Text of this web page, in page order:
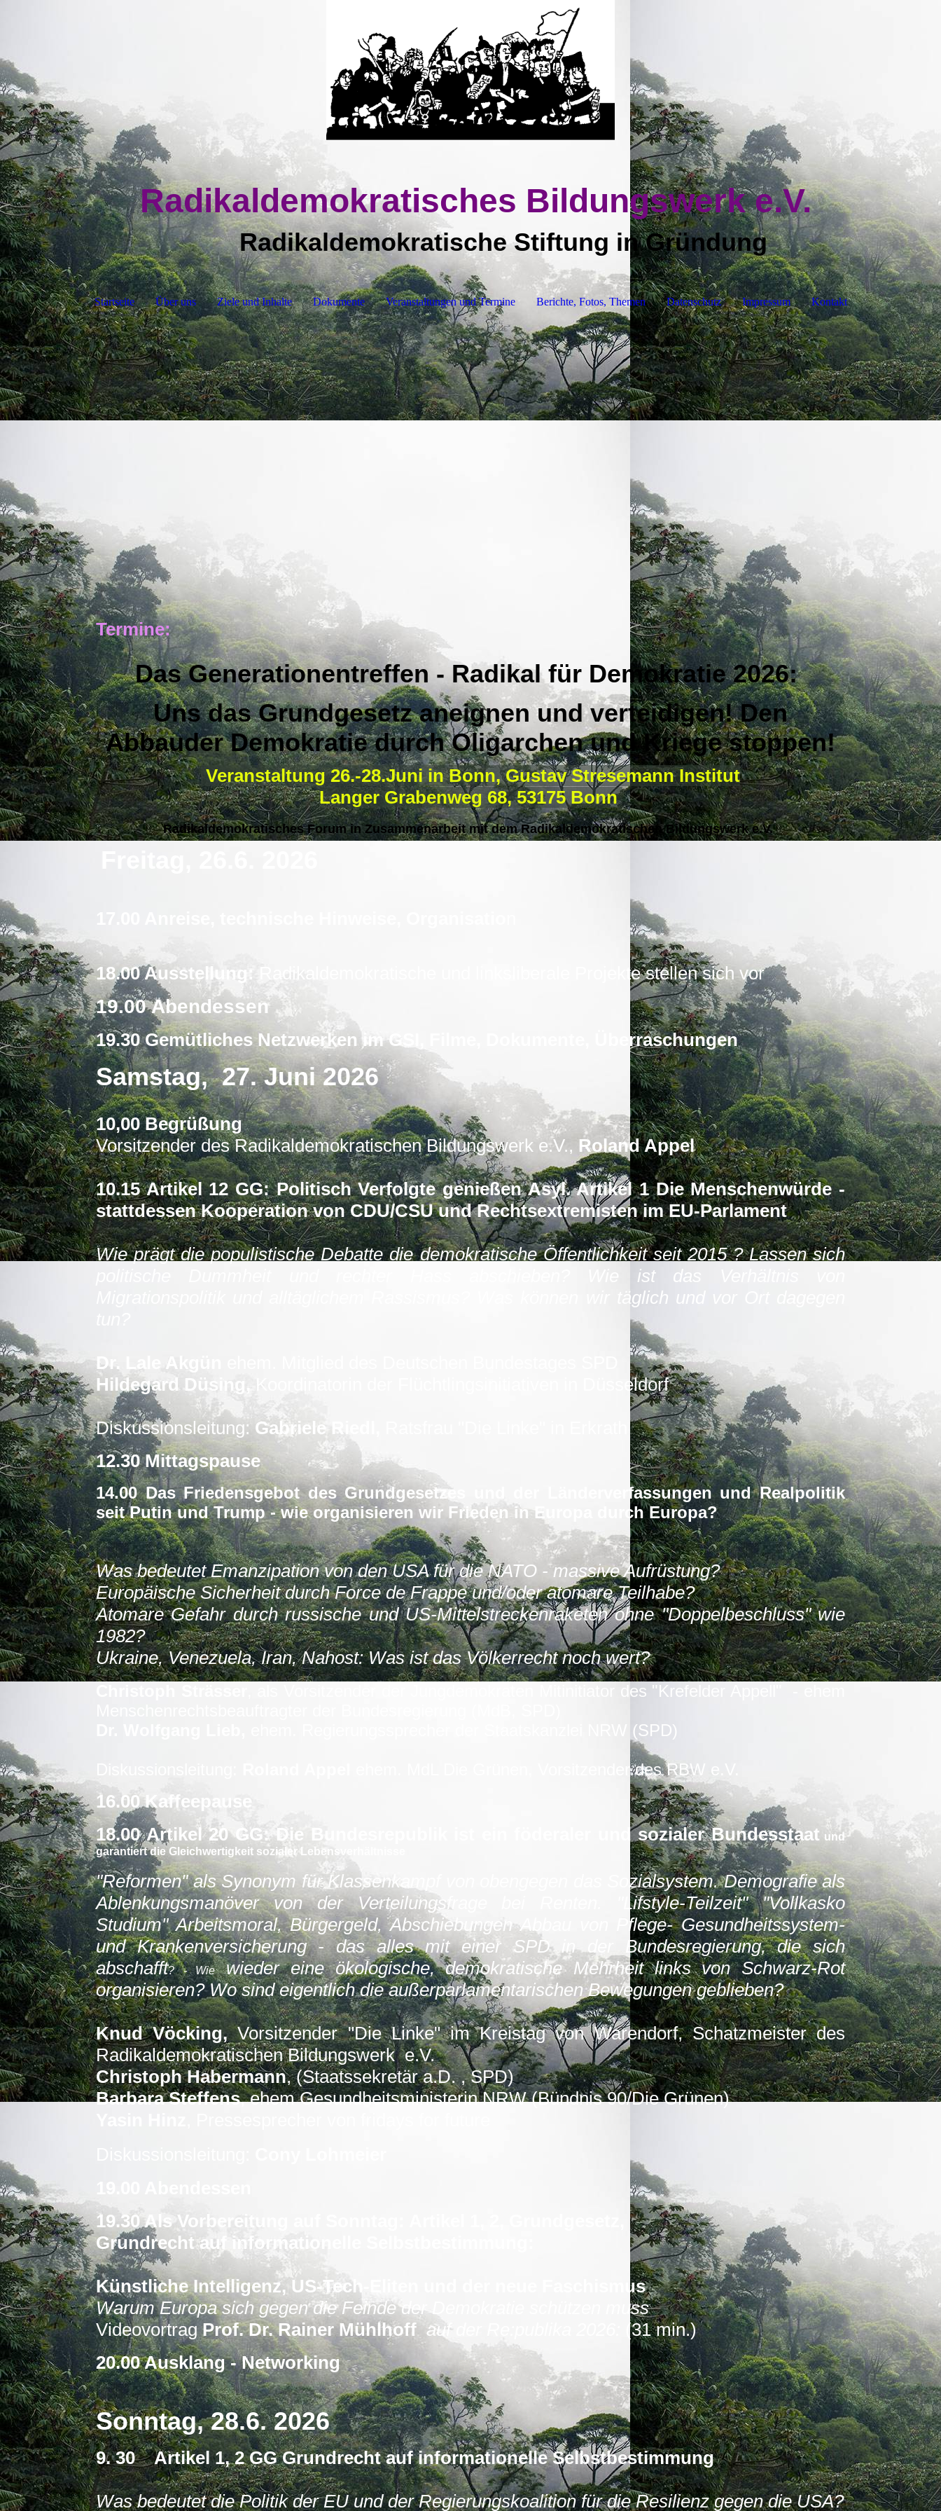
Radikaldemokratisches Bildungswerk e.V.
Radikaldemokratische Stiftung in Gründung
Startseite Über uns Ziele und Inhalte Dokumente Veranstaltungen und Termine Berichte, Fotos, Themen Datenschutz Impressum Kontakt
Termine:
Das Generationentreffen - Radikal für Demokratie 2026:
Uns das Grundgesetz aneignen und verteidigen! Den
Abbauder Demokratie durch Oligarchen und Kriege stoppen!
Veranstaltung 26.-28.Juni in Bonn, Gustav Stresemann Institut
Langer Grabenweg 68, 53175 Bonn
Radikaldemokratisches Forum in Zusammenarbeit mit dem Radikaldemokratischen Bildungswerk e.V.
18.00 Ausstellung: Radikaldemokratische und linksliberale Projekte stellen sich vor
19.00 Abendessen
19.30 Gemütliches Netzwerken im GSI, Filme, Dokumente, Überraschungen
Samstag, 27. Juni 2026
10,00 Begrüßung
Vorsitzender des Radikaldemokratischen Bildungswerk e.V., Roland Appel
10.15 Artikel 12 GG: Politisch Verfolgte genießen Asyl. Artikel 1 Die Menschenwürde -
stattdessen Kooperation von CDU/CSU und Rechtsextremisten im EU-Parlament
Wie prägt die populistische Debatte die demokratische Öffentlichkeit seit 2015 ? Lassen sich
politische Dummheit und rechter Hass abschieben? Wie ist das Verhältnis von
Migrationspolitik und alltäglichem Rassismus? Was können wir täglich und vor Ort dagegen
Dr. Lale Akgün
Hildegard Düsing,
Koordinatorin der Flüchtlingsinitiativen in Düsseldorf
Diskussionsleitung: Gabriele Riedl,
12.30 Mittagspause
14.00 Das Friedensgebot des Grundgesetzes und der Länderverfassungen und Realpolitik
seit Putin und Trump - wie organisieren wir Frieden in Europa durch Europa?
Was bedeutet Emanzipation von den USA für die NATO - massive Aufrüstung?
Europäische Sicherheit durch Force de Frappe und/oder atomare Teilhabe?
Atomare Gefahr durch russische und US-Mittelstreckenraketen ohne "Doppelbeschluss" wie
1982?
Ukraine, Venezuela, Iran, Nahost: Was ist das Völkerrecht noch wert?
als Vorsitzender der Jungdemokraten Mitinitiator des "Krefelder Appell" -
ehem. Regierungssprecher der Staatskanzlei NRW (SPD)
ehem. MdL Die Grünen, Vorsitzender des RBW e.V.
16.00 Kaffeepause
18.00 Artikel 20 GG: Die Bundesrepublik ist ein föderaler und sozialer Bundesstaat und
garantiert die Gleichwertigkeit sozialer Lebensverhältnisse
"Reformen" als Synonym für Klassenkampf von obengegen das Sozialsystem. Demografie als
Ablenkungsmanöver von der Verteilungsfrage bei Renten. "Lifstyle-Teilzeit" "Vollkasko
Studium" Arbeitsmoral, Bürgergeld, Abschiebungen Abbau von Pflege- Gesundheitssystem-
und Krankenversicherung - das alles mit einer SPD in der Bundesregierung, die sich
abschafft? - Wiewieder eine ökologische, demokratische Mehrheit links von Schwarz-Rot
organisieren? Wo sind eigentlich die außerparlamentarischen Bewegungen geblieben?
Knud Vöcking,Vorsitzender "Die Linke" im Kreistag von Warendorf, Schatzmeister des
Radikaldemokratischen Bildungswerk e.V.
Christoph Habermann, (Staatssekretär a.D. , SPD)
Barbara Steffens, ehem Gesundheitsministerin NRW (Bündnis 90/Die Grünen)
19.30 Als Vorbereitung auf Sonntag: Artikel 1, 2, Grundgesetz,
Grundrecht auf informationelle Selbstbestimmung:
Künstliche Intelligenz, US-Tech-Eliten und der neue Faschismus
Warum Europa sich gegen die Feinde der Demokratie schützen muss
VideovortragProf. Dr. Rainer Mühlhoff auf der Re:publika 2026:
(31 min.)
20.00 Ausklang - Networking
Sonntag, 28.6. 2026
9. 30 Artikel 1, 2 GG Grundrecht auf informationelle Selbstbestimmung
Was bedeutet die Politik der EU und der Regierungskoalition für die Resilienz gegen die USA?